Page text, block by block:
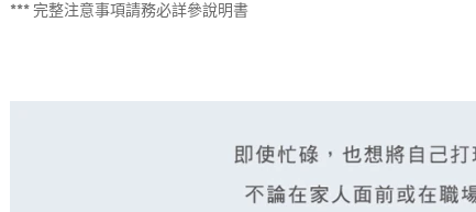
*** 完整注意事項請務必詳參說明書